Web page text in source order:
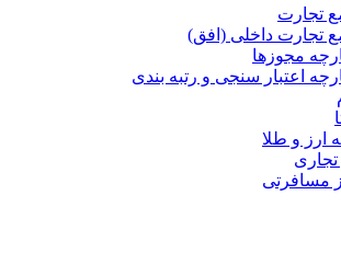
تجارت
تجارت داخلی (افق)
مجوزها
اعتبار سنجی و رتبه بندی
ارز و طلا
تجاری
مسافرتی